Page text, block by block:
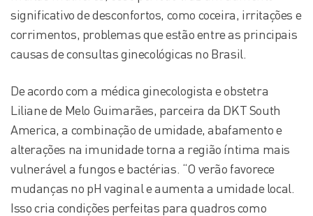
significativo de desconfortos, como coceira, irritações e
corrimentos, problemas que estão entre as principais
causas de consultas ginecológicas no Brasil.
De acordo com a médica ginecologista e obstetra
Liliane de Melo Guimarães, parceira da DKT South
America, a combinação de umidade, abafamento e
alterações na imunidade torna a região íntima mais
vulnerável a fungos e bactérias. “O verão favorece
mudanças no pH vaginal e aumenta a umidade local.
Isso cria condições perfeitas para quadros como